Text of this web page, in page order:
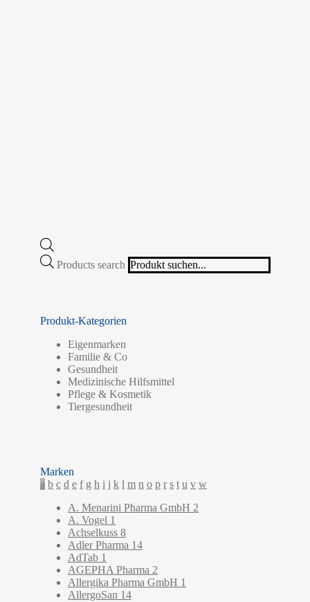
Products search
Produkt-Kategorien
Eigenmarken
Familie & Co
Gesundheit
Medizinische Hilfsmittel
Pflege & Kosmetik
Tiergesundheit
Marken
a b c d e f g h i j k l m n o p r s t u v w
A. Menarini Pharma GmbH 2
A. Vogel 1
Achselkuss 8
Adler Pharma 14
AdTab 1
AGEPHA Pharma 2
Allergika Pharma GmbH 1
AllergoSan 14